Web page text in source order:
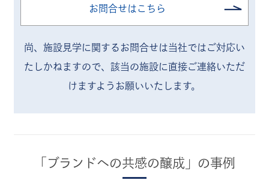
お問合せはこちら
尚、施設見学に関するお問合せは当社ではご対応い
たしかねますので、 該当の施設に直接ご連絡いただ
けますようお願いいたします。
「ブランドへの共感の醸成」の事例